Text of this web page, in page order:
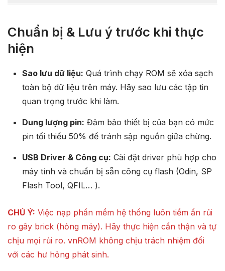
Chuẩn bị & Lưu ý trước khi thực
hiện
Sao lưu dữ liệu: Quá trình chạy ROM sẽ xóa sạch
toàn bộ dữ liệu trên máy. Hãy sao lưu các tập tin
quan trọng trước khi làm.
Dung lượng pin: Đảm bảo thiết bị của bạn có mức
pin tối thiểu 50% để tránh sập nguồn giữa chừng.
USB Driver & Công cụ: Cài đặt driver phù hợp cho
máy tính và chuẩn bị sẵn công cụ flash (Odin, SP
Flash Tool, QFIL… ).
CHÚ Ý: Việc nạp phần mềm hệ thống luôn tiềm ẩn rủi
ro gây brick (hỏng máy). Hãy thực hiện cẩn thận và tự
chịu mọi rủi ro. vnROM không chịu trách nhiệm đối
với các hư hỏng phát sinh.